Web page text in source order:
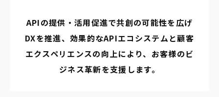
APIの提供・活用促進で共創の可能性を広げ
DXを推進、効果的なAPIエコシステムと顧客
エクスペリエンスの向上により、お客様のビ
ジネス革新を支援します。